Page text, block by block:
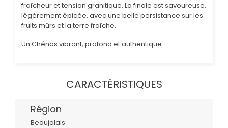
fraîcheur et tension granitique. La finale est savoureuse,
légèrement épicée, avec une belle persistance sur les
fruits mûrs et la terre fraîche.
Un Chénas vibrant, profond et authentique.
CARACTÉRISTIQUES
Région
Beaujolais